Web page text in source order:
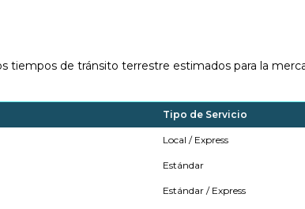
tiempos de tránsito terrestre estimados para la
Tipo de Servicio
Local / Express
Estándar
Estándar / Express